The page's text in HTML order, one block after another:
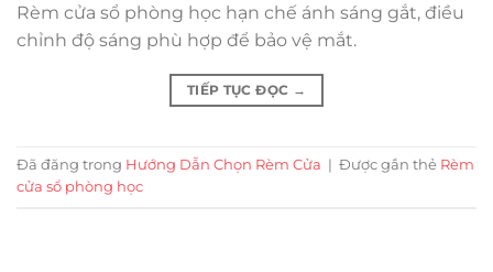
Rèm cửa sổ phòng học hạn chế ánh sáng gắt, điều
chỉnh độ sáng phù hợp để bảo vệ mắt.
TIẾP TỤC ĐỌC →
Đã đăng trong Hướng Dẫn Chọn Rèm Cửa | Được gắn thẻ Rèm
cửa sổ phòng học